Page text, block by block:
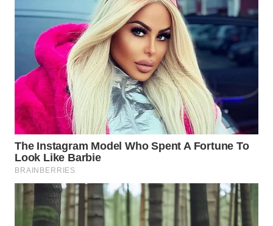
ADVOKAT
WAHANA
INFRASTRUKTUR
WAHANA
KONSUMEN
WAHANA
LISTRIK
WAHANA
TRAVEL
WAHANA